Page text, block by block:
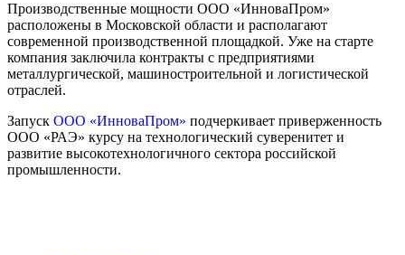
Производственные мощности ООО «ИнноваПром»
расположены в Московской области и располагают
современной производственной площадкой. Уже на старте
компания заключила контракты с предприятиями
металлургической, машиностроительной и логистической
отраслей.
Запуск ООО «ИнноваПром» подчеркивает приверженность
ООО «РАЭ» курсу на технологический суверенитет и
развитие высокотехнологичного сектора российской
промышленности.